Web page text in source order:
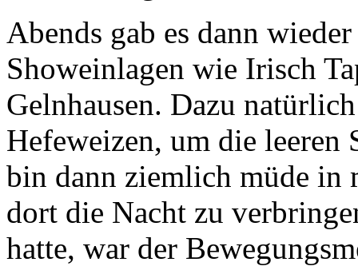
Abends gab es dann
Showeinlagen wie Irisch
Gelnhausen. Dazu
Hefeweizen, um die
bin dann ziemlich müde in
dort die Nacht zu
hatte, war der